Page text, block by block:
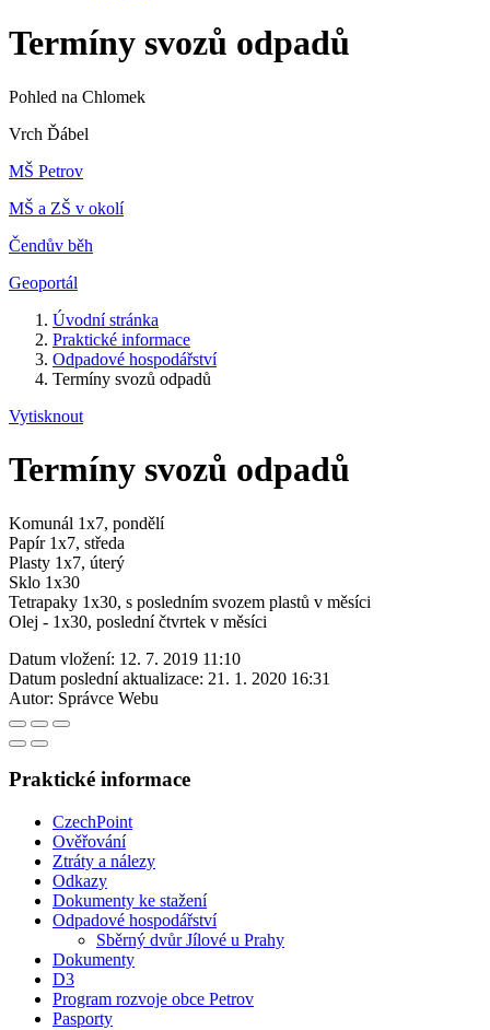
Termíny svozů odpadů
Pohled na Chlomek
Vrch Ďábel
MŠ Petrov
MŠ a ZŠ v okolí
Čendův běh
Geoportál
Úvodní stránka
Praktické informace
Odpadové hospodářství
Termíny svozů odpadů
Vytisknout
Termíny svozů odpadů
Komunál 1x7, pondělí
Papír 1x7, středa
Plasty 1x7, úterý
Sklo 1x30
Tetrapaky 1x30, s posledním svozem plastů v měsíci
Olej - 1x30, poslední čtvrtek v měsíci
Datum vložení: 12. 7. 2019 11:10
Datum poslední aktualizace: 21. 1. 2020 16:31
Autor: Správce Webu
Praktické informace
CzechPoint
Ověřování
Ztráty a nálezy
Odkazy
Dokumenty ke stažení
Odpadové hospodářství
Sběrný dvůr Jílové u Prahy
Dokumenty
D3
Program rozvoje obce Petrov
Pasporty